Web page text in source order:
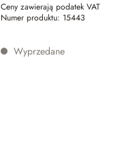
Ceny zawierają podatek VAT
Numer produktu: 15443
Wyprzedane